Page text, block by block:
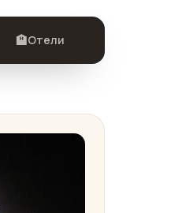
🏨Отели